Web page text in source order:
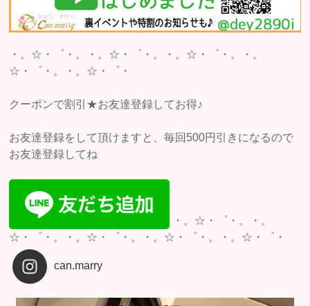
・。☆・゜・。・。☆・゜・。・。☆・゜・。・。
☆・゜・。・。☆・゜・
クーポンで割引★お友達登録してお得♪
お友達登録をして頂けますと、毎回500円引きになるので
お友達登録してね
・。☆・゜・。・。
☆・゜・。・。☆・゜・。・。☆・゜・。・。☆・゜・
can.marry